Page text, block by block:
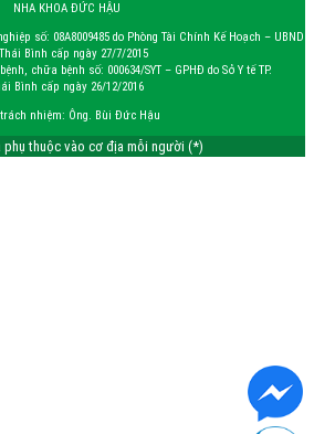
NHA KHOA ĐỨC HẬU
số: 08A8009485 do Phòng Tài Chính Kế Hoạch – UBND
Bình cấp ngày 27/7/2015
chữa bệnh số: 000634/SYT – GPHĐ do Sở Y tế TP.
Bình cấp ngày 26/12/2016
nhiệm: Ông. Bùi Đức Hậu
phụ thuộc vào cơ địa mỗi người (*)